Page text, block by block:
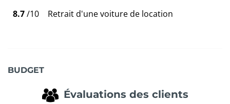
8.7/10 Retrait d'une voiture de location
BUDGET
Évaluations des clients